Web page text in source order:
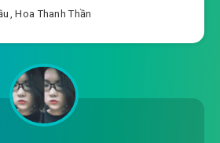
,Hoa Thanh Thần